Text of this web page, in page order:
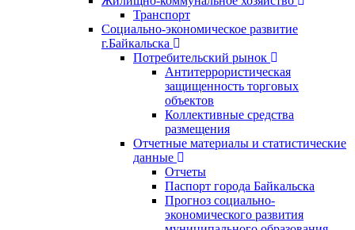
Транспорт
Социально-экономическое развитие
г.Байкальска
Потребительский рынок
Антитеррористическая
защищенность торговых
объектов
Коллективные средства
размещения
Отчетные материалы и статистические
данные
Отчеты
Паспорт города Байкальска
Прогноз социально-
экономического развития